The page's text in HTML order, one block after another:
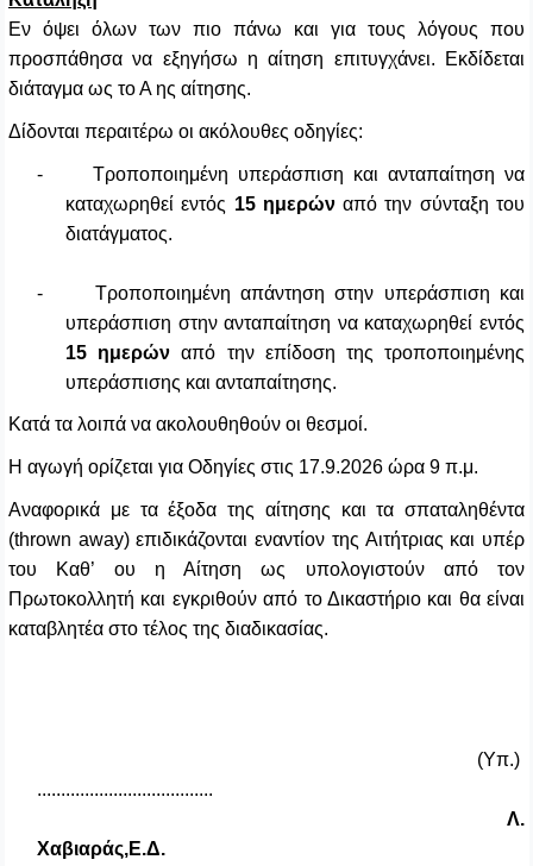
Εν όψει όλων των πιο πάνω και για τους λόγους που
προσπάθησα να εξηγήσω η αίτηση επιτυγχάνει. Εκδίδεται
διάταγμα ως το Α ης αίτησης.
Δίδονται περαιτέρω οι ακόλουθες οδηγίες:
-
Τροποποιημένη υπεράσπιση και ανταπαίτηση να
καταχωρηθεί εντός 15 ημερώναπό την σύνταξη του
διατάγματος.
-
Τροποποιημένη απάντηση στην υπεράσπιση και
υπεράσπιση στην ανταπαίτηση να καταχωρηθεί εντός
15 ημερών από την επίδοση της τροποποιημένης
υπεράσπισης και ανταπαίτησης.
Κατά τα λοιπά να ακολουθηθούν οι θεσμοί.
H αγωγή ορίζεται για Οδηγίες στις 17.9.2026 ώρα 9 π.μ.
Αναφορικά με τα έξοδα της αίτησης και τα σπαταληθέντα
(thrown away) επιδικάζονται εναντίον της Αιτήτριας και υπέρ
του Καθ’ ου η Αίτηση ως υπολογιστούν από τον
Πρωτοκολλητή και εγκριθούν από το Δικαστήριο και θα είναι
καταβλητέα στο τέλος της διαδικασίας.
(Υπ.)
.....................................
Λ.
Χαβιαράς,Ε.Δ.